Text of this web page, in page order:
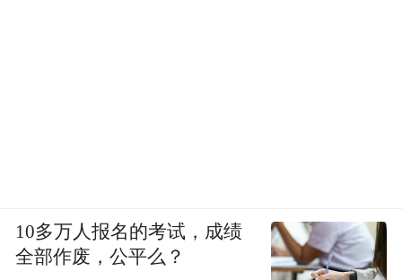
10多万人报名的考试，成绩
全部作废，公平么？